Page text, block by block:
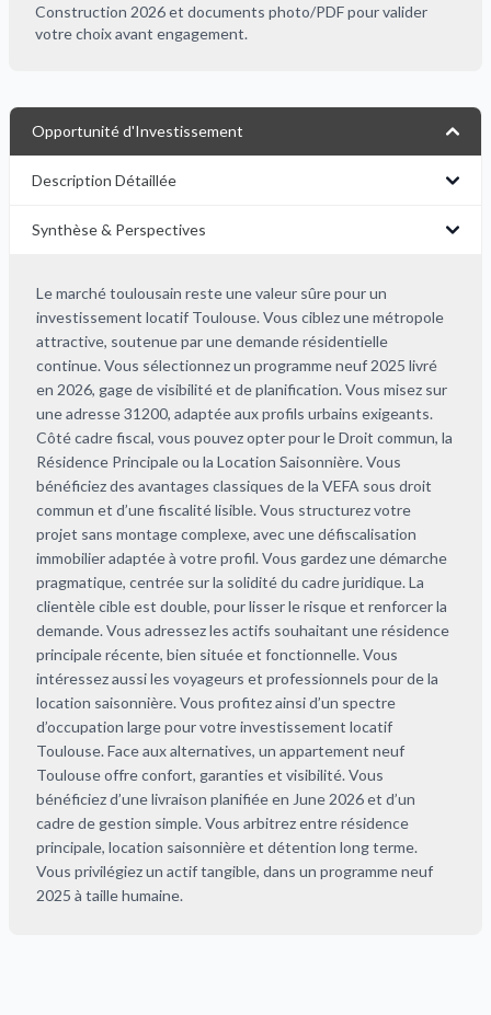
Construction 2026 et documents photo/PDF pour valider
votre choix avant engagement.
Opportunité d'Investissement
Description Détaillée
Synthèse & Perspectives
Le marché toulousain reste une valeur sûre pour un
investissement locatif Toulouse. Vous ciblez une métropole
attractive, soutenue par une demande résidentielle
continue. Vous sélectionnez un programme neuf 2025 livré
en 2026, gage de visibilité et de planification. Vous misez sur
une adresse 31200, adaptée aux profils urbains exigeants.
Côté cadre fiscal, vous pouvez opter pour le Droit commun, la
Résidence Principale ou la Location Saisonnière. Vous
bénéficiez des avantages classiques de la VEFA sous droit
commun et d’une fiscalité lisible. Vous structurez votre
projet sans montage complexe, avec une défiscalisation
immobilier adaptée à votre profil. Vous gardez une démarche
pragmatique, centrée sur la solidité du cadre juridique. La
clientèle cible est double, pour lisser le risque et renforcer la
demande. Vous adressez les actifs souhaitant une résidence
principale récente, bien située et fonctionnelle. Vous
intéressez aussi les voyageurs et professionnels pour de la
location saisonnière. Vous profitez ainsi d’un spectre
d’occupation large pour votre investissement locatif
Toulouse. Face aux alternatives, un appartement neuf
Toulouse offre confort, garanties et visibilité. Vous
bénéficiez d’une livraison planifiée en June 2026 et d’un
cadre de gestion simple. Vous arbitrez entre résidence
principale, location saisonnière et détention long terme.
Vous privilégiez un actif tangible, dans un programme neuf
2025 à taille humaine.